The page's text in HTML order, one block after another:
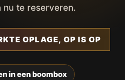
te reserveren.
OPLAGE, OP IS OP
in een boombox